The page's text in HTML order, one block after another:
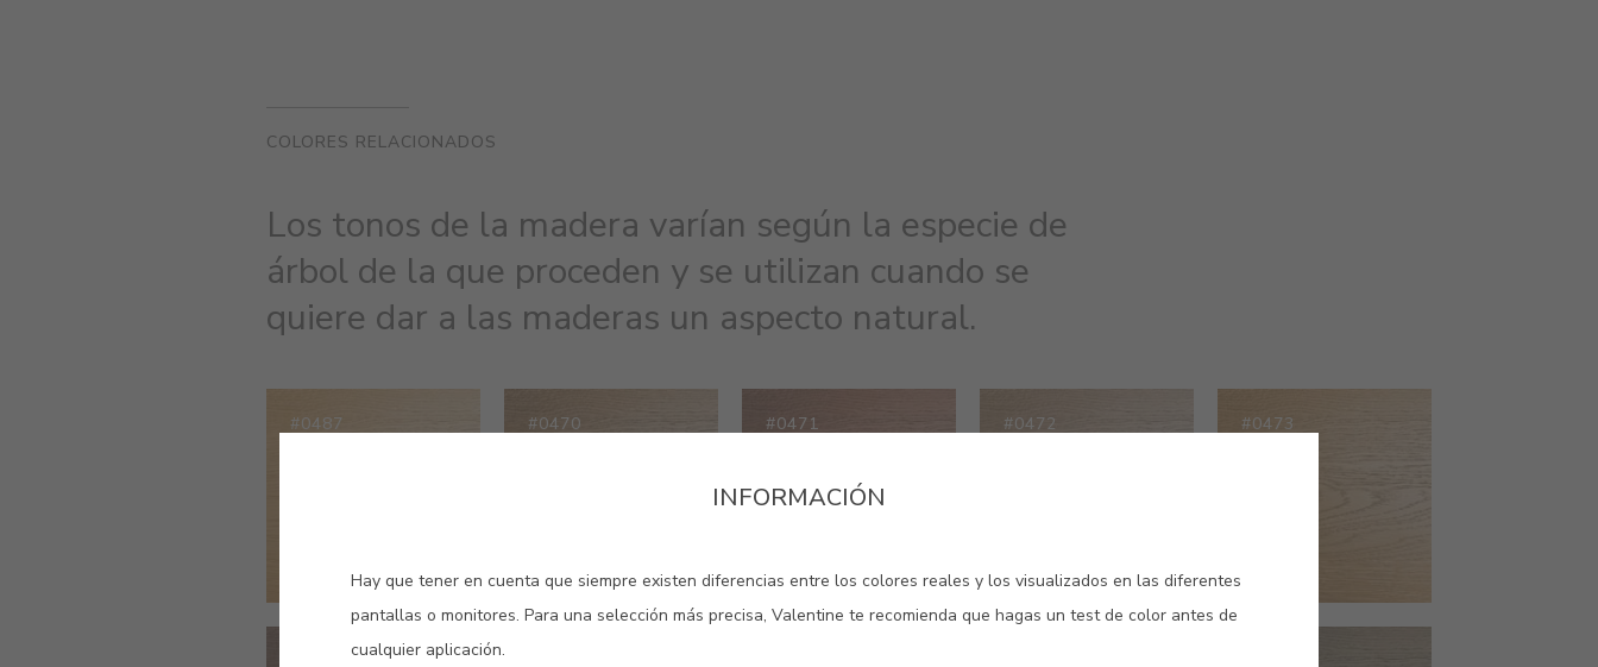
COLORES RELACIONADOS
Los tonos de la madera varían según la especie de
árbol de la que proceden y se utilizan cuando se
quiere dar a las maderas un aspecto natural.
#0487
#0470
#0471
#0472
#0473
INFORMACIÓN
Hay que tener en cuenta que siempre existen diferencias entre los colores reales y los visualizados en las diferentes
pantallas o monitores. Para una selección más precisa, Valentine te recomienda que hagas un test de color antes de
cualquier aplicación.